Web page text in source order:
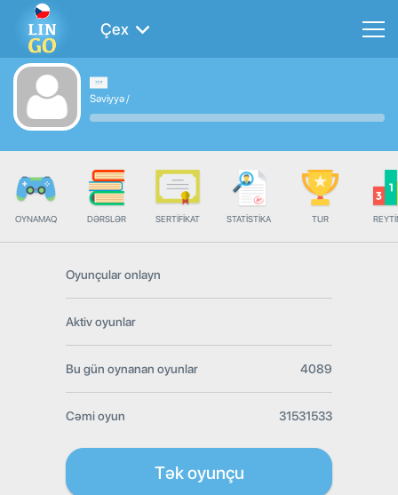
Çex
Səviyyə/
OYNAMAQ DƏRSLƏR SERTIFIKAT STATISTIKA TUR
Oyunçular onlayn
Aktiv oyunlar
Bu gün oynanan oyunlar 4089
Cəmi oyun 31531533
Tək oyunçu